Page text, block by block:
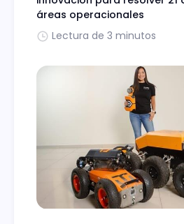
áreas operacionales
Lectura de 3 minutos